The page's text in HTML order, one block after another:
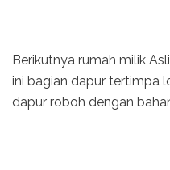
Berikutnya rumah milik
ini bagian dapur tertimpa
dapur roboh dengan